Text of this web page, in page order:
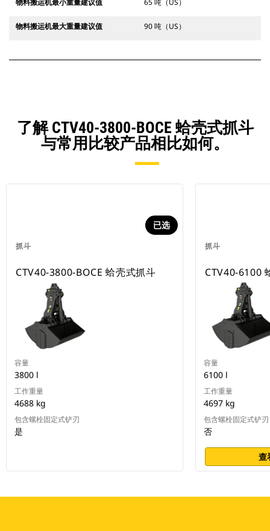
物料搬运机最小重量建议值 65 吨（US）
物料搬运机最大重量建议值 90 吨（US）
了解 CTV40-3800-BOCE 蛤壳式抓斗
与常用比较产品相比如何。
抓斗
已选
CTV40-3800-BOCE 蛤壳式抓斗
容量
3800 l
工作重量
4688 kg
包含螺栓固定式铲刃
是
抓斗
CTV40-6100
容量
6100 l
工作重量
4697 kg
包含螺栓固定式铲刃
否
查